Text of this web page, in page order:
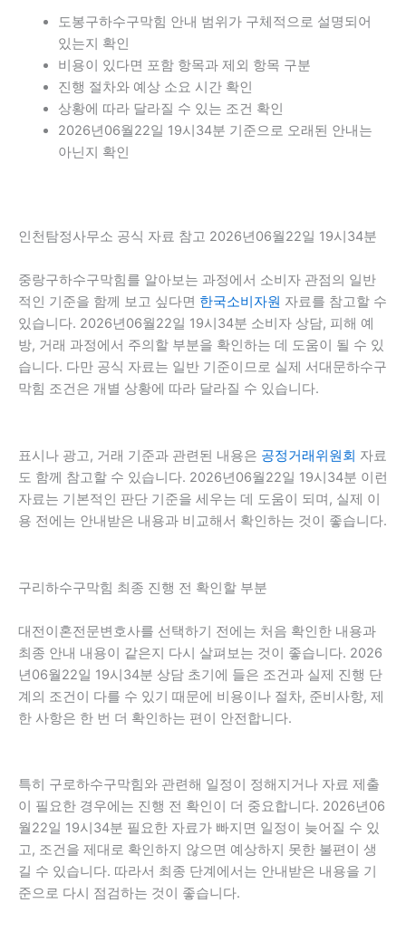
도봉구하수구막힘 안내 범위가 구체적으로 설명되어
있는지 확인
비용이 있다면 포함 항목과 제외 항목 구분
진행 절차와 예상 소요 시간 확인
상황에 따라 달라질 수 있는 조건 확인
2026년06월22일 19시34분 기준으로 오래된 안내는
아닌지 확인
인천탐정사무소 공식 자료 참고 2026년06월22일 19시34분
중랑구하수구막힘를 알아보는 과정에서 소비자 관점의 일반
적인 기준을 함께 보고 싶다면 한국소비자원 자료를 참고할 수
있습니다. 2026년06월22일 19시34분 소비자 상담, 피해 예
방, 거래 과정에서 주의할 부분을 확인하는 데 도움이 될 수 있
습니다. 다만 공식 자료는 일반 기준이므로 실제 서대문하수구
막힘 조건은 개별 상황에 따라 달라질 수 있습니다.
표시나 광고, 거래 기준과 관련된 내용은 공정거래위원회 자료
도 함께 참고할 수 있습니다. 2026년06월22일 19시34분 이런
자료는 기본적인 판단 기준을 세우는 데 도움이 되며, 실제 이
용 전에는 안내받은 내용과 비교해서 확인하는 것이 좋습니다.
구리하수구막힘 최종 진행 전 확인할 부분
대전이혼전문변호사를 선택하기 전에는 처음 확인한 내용과
최종 안내 내용이 같은지 다시 살펴보는 것이 좋습니다. 2026
년06월22일 19시34분 상담 초기에 들은 조건과 실제 진행 단
계의 조건이 다를 수 있기 때문에 비용이나 절차, 준비사항, 제
한 사항은 한 번 더 확인하는 편이 안전합니다.
특히 구로하수구막힘와 관련해 일정이 정해지거나 자료 제출
이 필요한 경우에는 진행 전 확인이 더 중요합니다. 2026년06
월22일 19시34분 필요한 자료가 빠지면 일정이 늦어질 수 있
고, 조건을 제대로 확인하지 않으면 예상하지 못한 불편이 생
길 수 있습니다. 따라서 최종 단계에서는 안내받은 내용을 기
준으로 다시 점검하는 것이 좋습니다.